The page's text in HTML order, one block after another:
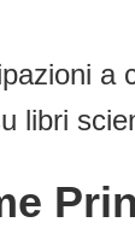
a
libri